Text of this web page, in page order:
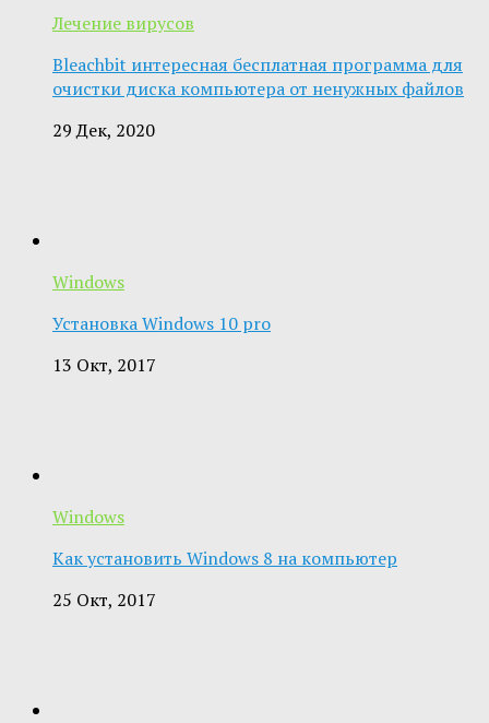
Лечение вирусов
Bleachbit интересная бесплатная программа для
очистки диска компьютера от ненужных файлов
29 Дек, 2020
Windows
Установка Windows 10 pro
13 Окт, 2017
Windows
Как установить Windows 8 на компьютер
25 Окт, 2017